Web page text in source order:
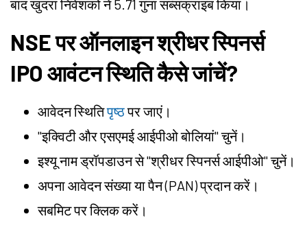
बाद खुदरा निवेशकों ने 5.71 गुना सब्सक्राइब किया।
NSE पर ऑनलाइन श्रीधर स्पिनर्स
IPO आवंटन स्थिति कैसे जांचें?
आवेदन स्थितिपृष्ठपर जाएं।
"इक्विटी और एसएमई आईपीओ बोलियां" चुनें।
इश्यू नाम ड्रॉपडाउन से "श्रीधर स्पिनर्स आईपीओ" चुनें।
अपना आवेदन संख्या या पैन (PAN) प्रदान करें।
सबमिट पर क्लिक करें।